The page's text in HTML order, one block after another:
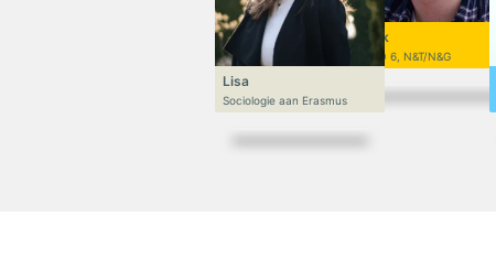
Niek
VWO 6, N&T/N&G
Lisa
Sociologie aan Erasmus